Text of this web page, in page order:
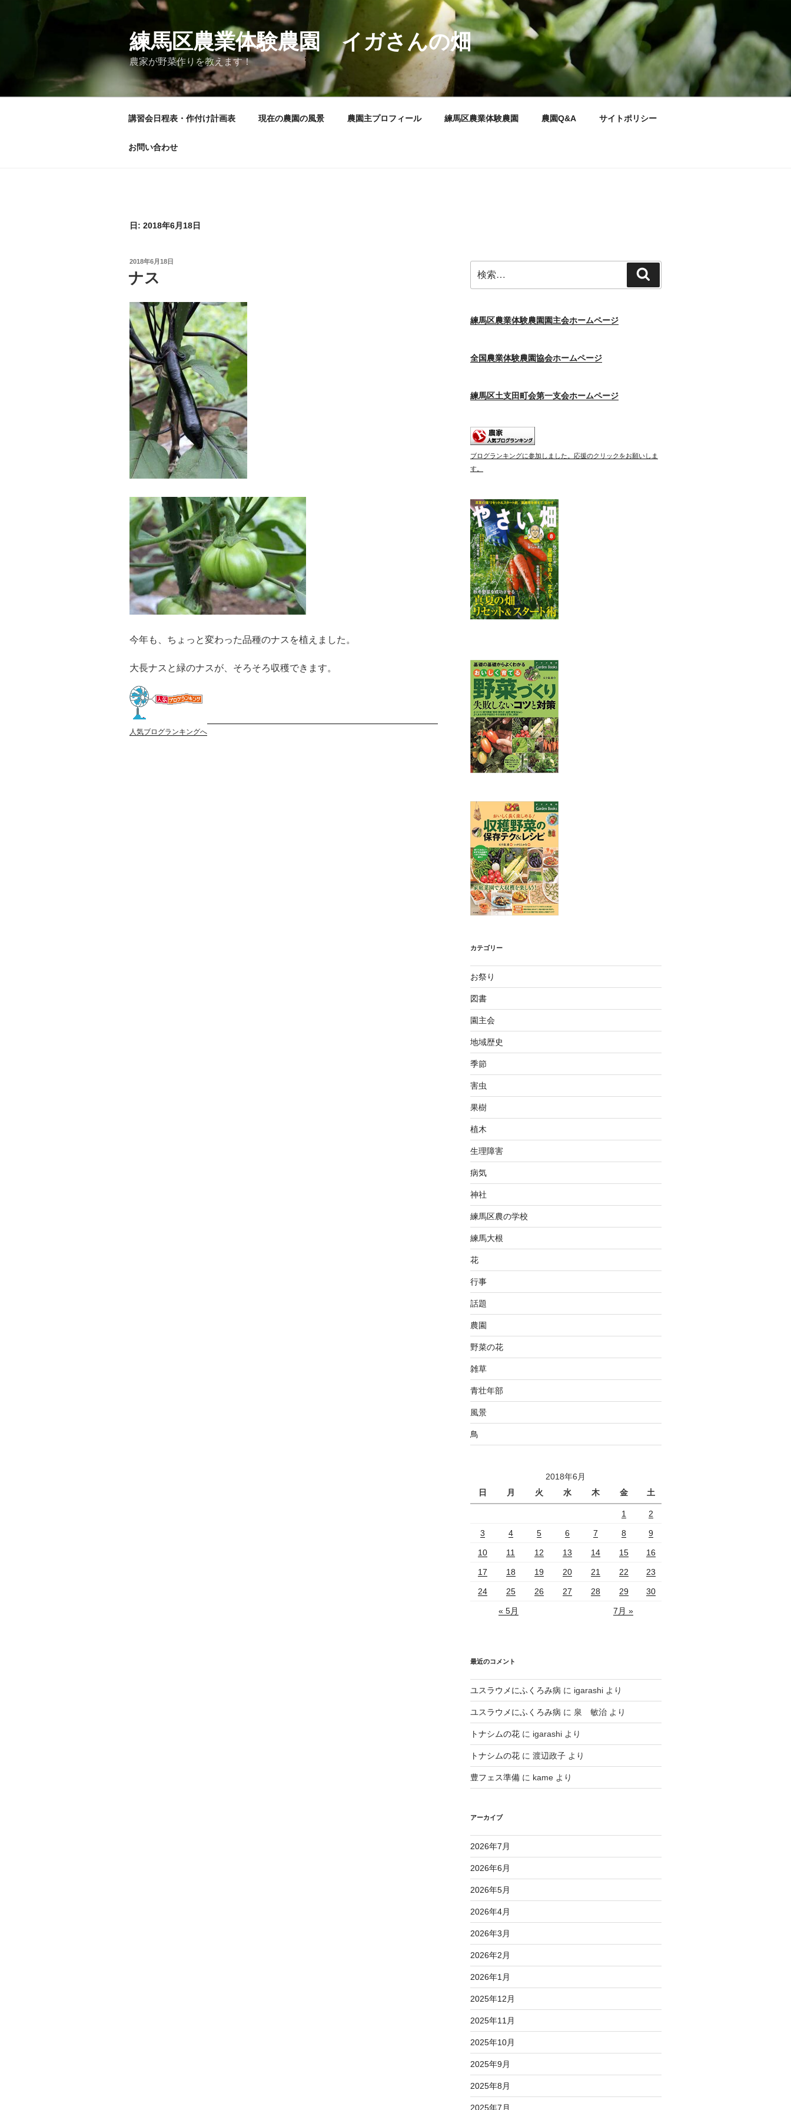
練馬区農業体験農園 イガさんの畑
農家が野菜作りを教えます！
講習会日程表・作付け計画表 現在の農園の風景 農園主プロフィール 練馬区農業体験農園 農園Q&A サイトポリシー
お問い合わせ
日: 2018年6月18日
投
稿
日:
2018年6月18日
ナス
今年も、ちょっと変わった品種のナスを植えました。
大長ナスと緑のナスが、そろそろ収穫できます。
人気ブログランキングへ
索:
索
練馬区農業体験農園園主会ホームページ
全国農業体験農園協会ホームページ
練馬区土支田町会第一支会ホームページ
ブログランキングに参加しました。応援のクリックをお願いしま
す。
カテゴリー
お祭り
図書
園主会
地域歴史
季節
害虫
果樹
植木
生理障害
病気
神社
練馬区農の学校
練馬大根
花
行事
話題
農園
野菜の花
雑草
青壮年部
風景
鳥
2018年6月
日
月 火 水 木 金 土
1 2
3 4 5 6 7 8 9
10 11 12 13 14 15 16
17 18 19 20 21 22 23
24 25 26 27 28 29 30
« 5月 7月 »
最近のコメント
ユスラウメにふくろみ病 に igarashiより
ユスラウメにふくろみ病 に 泉 敏治より
トナシムの花に igarashiより
トナシムの花に 渡辺政子より
豊フェス準備に kameより
アーカイブ
2026年7月
2026年6月
2026年5月
2026年4月
2026年3月
2026年2月
2026年1月
2025年12月
2025年11月
2025年10月
2025年9月
2025年8月
2025年7月